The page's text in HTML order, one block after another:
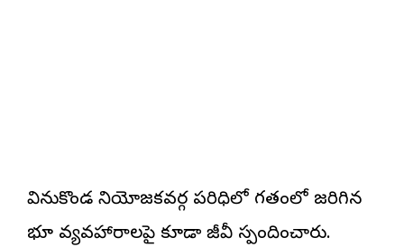
వినుకొండ నియోజకవర్గ పరిధిలో గతంలో జరిగిన
భూ వ్యవహారాలపై కూడా జీవీ స్పందించారు.